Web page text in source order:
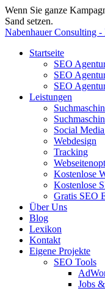
Wenn Sie ganze
Sand setzen.
Nabenhauer Consulting
Startseite
SEO
SEO
SEO
Leistungen
Social
Webdesign
Tracking
Kostenlose
Kostenlose
Gratis SEO
Über Uns
Blog
Lexikon
Kontakt
Eigene Projekte
SEO Tools
Jobs